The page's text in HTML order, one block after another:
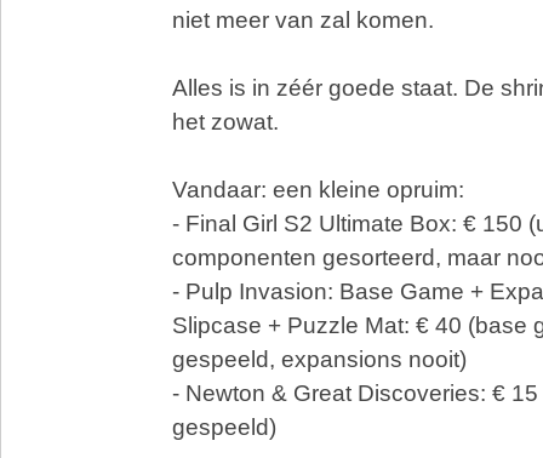
niet meer van zal komen.
Alles is in zéér goede staat. De
het zowat.
Vandaar: een kleine opruim:
- Final Girl S2 Ultimate Box: € 150
componenten gesorteerd, maar
- Pulp Invasion: Base Game +
Slipcase + Puzzle Mat: € 40 (base
gespeeld, expansions nooit)
- Newton & Great Discoveries: €
gespeeld)